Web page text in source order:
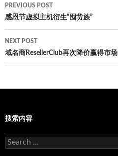
navigation
PREVIOUS POST
感恩节虚拟主机衍生“囤货族”
NEXT POST
域名商ResellerClub再次降价赢得市场
搜索内容
Search
for: